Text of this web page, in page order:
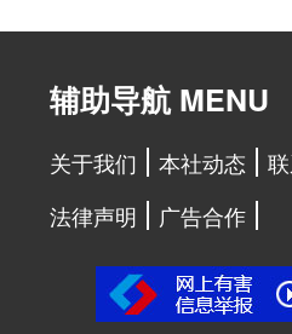
辅助导航 MENU
关于我们 本社动态
法律声明
广告合作